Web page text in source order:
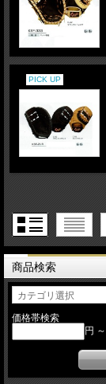
PICK UP
商品検索
価格帯検索
円 ～